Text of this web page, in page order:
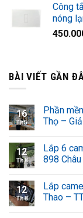
Công
nóng
BÀI VIẾT GẦN
16
Th5
Phần
Thọ –
12
Th8
Lắp 6
898
12
Th8
Lắp
Thao –